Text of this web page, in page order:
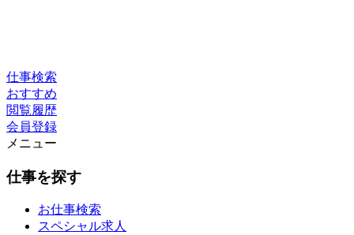
仕事検索
おすすめ
閲覧履歴
会員登録
メニュー
仕事を探す
お仕事検索
スペシャル求人